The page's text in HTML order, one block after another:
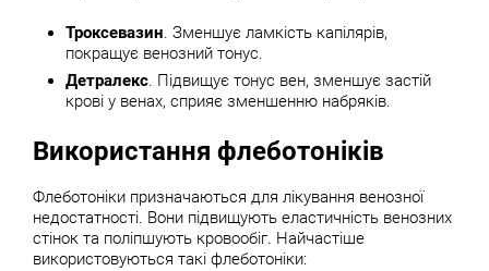
Троксевазин. Зменшує ламкість капілярів,
покращує венозний тонус.
Детралекс. Підвищує тонус вен, зменшує застій
крові у венах, сприяє зменшенню набряків.
Використання флеботоніків
Флеботоніки призначаються для лікування венозної
недостатності. Вони підвищують еластичність венозних
стінок та поліпшують кровообіг. Найчастіше
використовуються такі флеботоніки: